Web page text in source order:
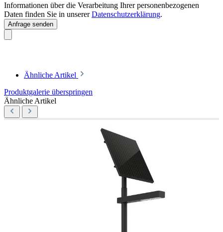
Informationen über die Verarbeitung Ihrer personenbezogenen
Daten finden Sie in unsererDatenschutzerklärung.
Anfrage senden
Ähnliche Artikel
Produktgalerie überspringen
Ähnliche Artikel